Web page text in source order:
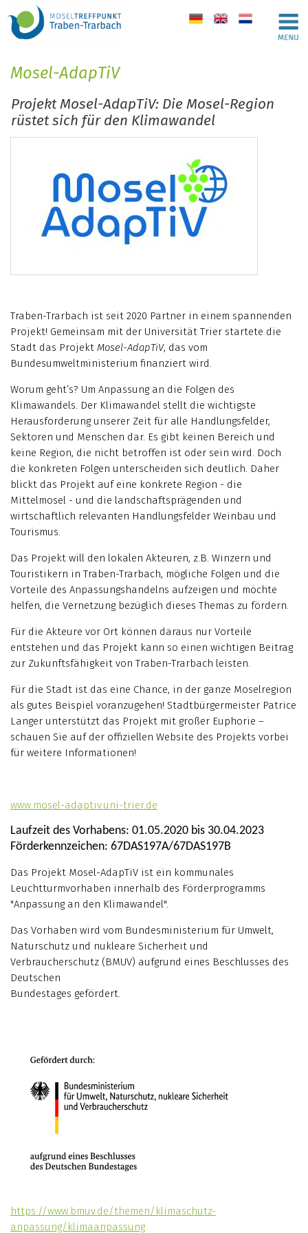
de en nl
Mosel-AdapTiV
Projekt Mosel-AdapTiV: Die Mosel-Region
rüstet sich für den Klimawandel
Traben-Trarbach ist seit 2020 Partner in einem spannenden
Projekt! Gemeinsam mit der Universität Trier startete die
Stadt das Projekt Mosel-AdapTiV, das vom
Bundesumweltministerium finanziert wird.
Worum geht’s? Um Anpassung an die Folgen des
Klimawandels. Der Klimawandel stellt die wichtigste
Herausforderung unserer Zeit für alle Handlungsfelder,
Sektoren und Menschen dar. Es gibt keinen Bereich und
keine Region, die nicht betroffen ist oder sein wird. Doch
die konkreten Folgen unterscheiden sich deutlich. Daher
blickt das Projekt auf eine konkrete Region - die
Mittelmosel - und die landschaftsprägenden und
wirtschaftlich relevanten Handlungsfelder Weinbau und
Tourismus.
Das Projekt will den lokalen Akteuren, z.B. Winzern und
Touristikern in Traben-Trarbach, mögliche Folgen und die
Vorteile des Anpassungshandelns aufzeigen und möchte
helfen, die Vernetzung bezüglich dieses Themas zu fördern.
Für die Akteure vor Ort können daraus nur Vorteile
entstehen und das Projekt kann so einen wichtigen Beitrag
zur Zukunftsfähigkeit von Traben-Trarbach leisten.
Für die Stadt ist das eine Chance, in der ganze Moselregion
als gutes Beispiel voranzugehen! Stadtbürgermeister Patrice
Langer unterstützt das Projekt mit großer Euphorie –
schauen Sie auf der offiziellen Website des Projekts vorbei
für weitere Informationen!
www.mosel-adaptiv.uni-trier.de
Laufzeit des Vorhabens: 01.05.2020 bis 30.04.2023
Förderkennzeichen: 67DAS197A/67DAS197B
Das Projekt Mosel-AdapTiV ist ein kommunales
Leuchtturmvorhaben innerhalb des Förderprogramms
"Anpassung an den Klimawandel".
Das Vorhaben wird vom Bundesministerium für Umwelt,
Naturschutz und nukleare Sicherheit und
Verbraucherschutz (BMUV) aufgrund eines Beschlusses des
Deutschen
Bundestages gefördert.
https://www.bmuv.de/themen/klimaschutz-
anpassung/klimaanpassung